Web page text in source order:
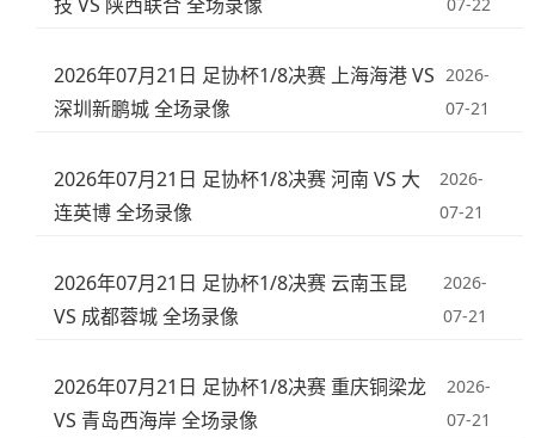
2026年07月21日 足协杯1/8决赛 上海海港 VS
深圳新鹏城 全场录像
2026-
07-21
2026年07月21日 足协杯1/8决赛 河南 VS 大
连英博 全场录像
2026-
07-21
2026年07月21日 足协杯1/8决赛 云南玉昆
VS 成都蓉城 全场录像
2026-
07-21
2026年07月21日 足协杯1/8决赛 重庆铜梁龙
VS 青岛西海岸 全场录像
2026-
07-21